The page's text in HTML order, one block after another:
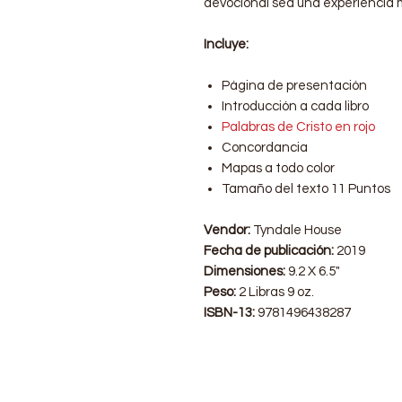
devocional sea una experiencia
Incluye:
Página de presentación
Introducción a cada libro
Palabras de Cristo en rojo
Concordancia
Mapas a todo color
Tamaño del texto 11 Puntos
Vendor: Tyndale House
Fecha de publicación: 2019
Dimensiones: 9.2 X 6.5"
Peso: 2 Libras 9 oz.
ISBN-13: 9781496438287